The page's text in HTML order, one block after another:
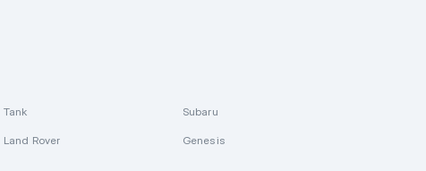
Tank Subaru
Land Rover Genesis